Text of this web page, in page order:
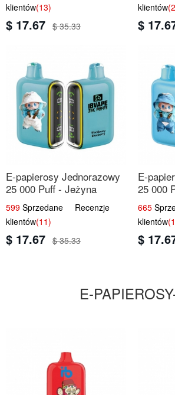
klientów(13)
$ 17.67 $ 35.33
klientów
$
E-papierosy Jednorazowy
25 000 Puff - Jeżyna
Jagoda | Leśne Owoce
599 Sprzedane Recenzje
klientów(11)
$ 17.67 $ 35.33
E-
25 000
Smak
665
klientów
$
E-